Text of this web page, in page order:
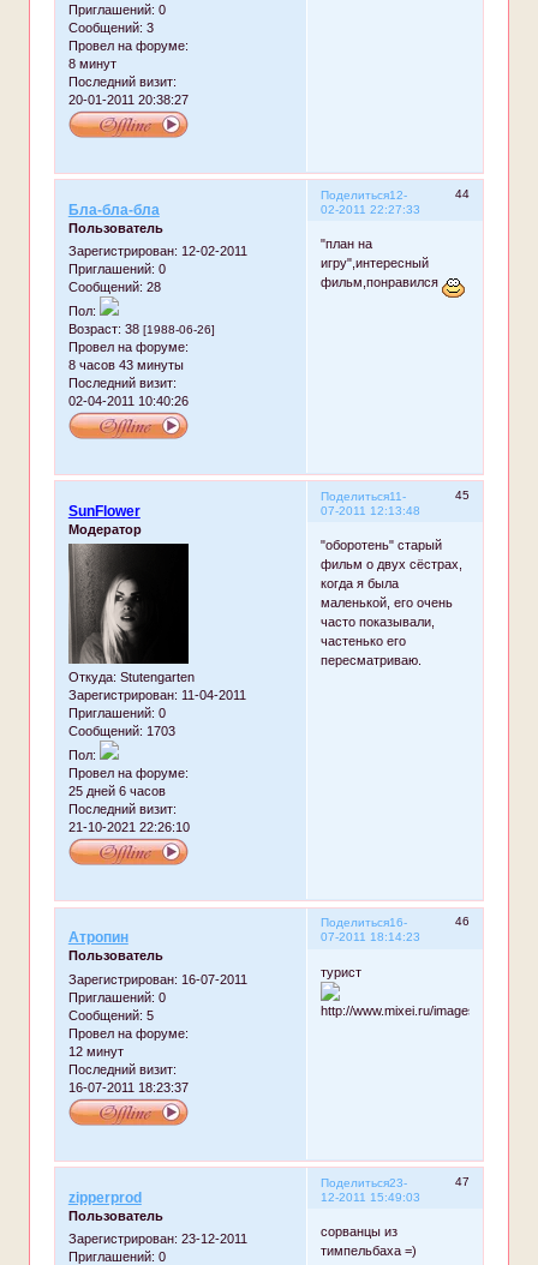
Приглашений: 0
Сообщений: 3
Провел на форуме:
8 минут
Последний визит:
20-01-2011 20:38:27
Поделиться 44
12-
02-2011 22:27:33
Бла-бла-бла
Пользователь
Зарегистрирован: 12-02-2011
Приглашений: 0
Сообщений: 28
Пол:
Возраст: 38 [1988-06-26]
Провел на форуме:
8 часов 43 минуты
Последний визит:
02-04-2011 10:40:26
"план на
игру",интересный
фильм,понравился
Поделиться 45
11-
07-2011 12:13:48
SunFlower
Модератор
Откуда: Stutengarten
Зарегистрирован: 11-04-2011
Приглашений: 0
Сообщений: 1703
Пол:
Провел на форуме:
25 дней 6 часов
Последний визит:
21-10-2021 22:26:10
"оборотень" старый
фильм о двух сёстрах,
когда я была
маленькой, его очень
часто показывали,
частенько его
пересматриваю.
Поделиться 46
16-
07-2011 18:14:23
Атропин
Пользователь
Зарегистрирован: 16-07-2011
Приглашений: 0
Сообщений: 5
Провел на форуме:
12 минут
Последний визит:
16-07-2011 18:23:37
турист
Поделиться 47
23-
12-2011 15:49:03
zipperprod
Пользователь
Зарегистрирован: 23-12-2011
Приглашений: 0
сорванцы из
тимпельбаха =)